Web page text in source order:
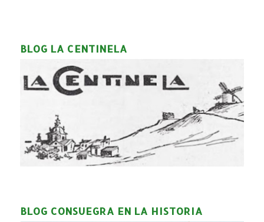
BLOG LA CENTINELA
BLOG CONSUEGRA EN LA HISTORIA